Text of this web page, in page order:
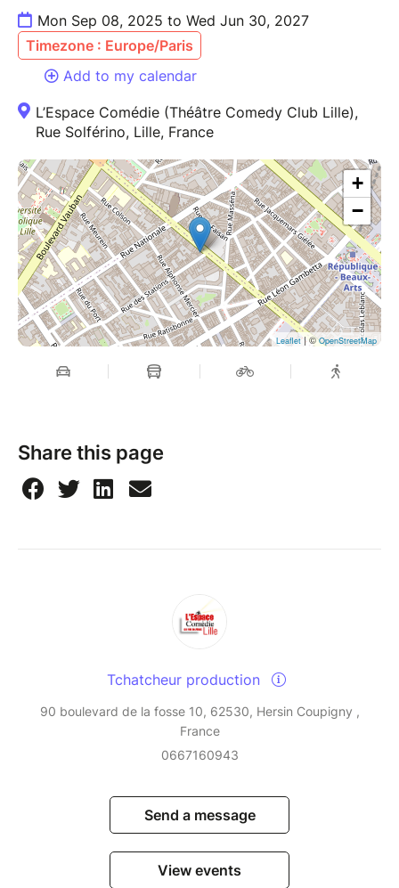
Mon Sep 08, 2025 to Wed Jun 30, 2027
Timezone : Europe/Paris
Add to my calendar
L’Espace Comédie (Théâtre Comedy Club Lille),
Rue Solférino, Lille, France
+
−
Leaflet| ©OpenStreetMap
Share this page
Tchatcheur production
90 boulevard de la fosse 10, 62530, Hersin Coupigny ,
France
0667160943
Send a message
View events